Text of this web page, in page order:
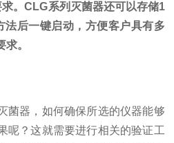
。CLG系列灭菌器还可以存储1
法后一键启动，方便客户具有多
。
菌器，如何确保所选的仪器能够
呢？这就需要进行相关的验证工